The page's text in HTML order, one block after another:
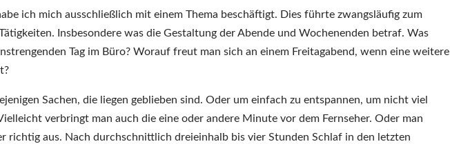
ich mich ausschließlich mit einem Thema beschäftigt. Dies führte zwangsläufig zum
Insbesondere was die Gestaltung der Abende und Wochenenden betraf. Was
Tag im Büro? Worauf freut man sich an einem Freitagabend, wenn eine weitere
Sachen, die liegen geblieben sind. Oder um einfach zu entspannen, um nicht viel
verbringt man auch die eine oder andere Minute vor dem Fernseher. Oder man
richtig aus. Nach durchschnittlich dreieinhalb bis vier Stunden Schlaf in den letzten